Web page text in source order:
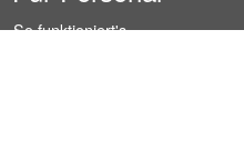
So funktioniert's